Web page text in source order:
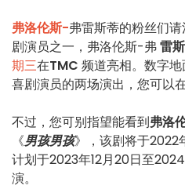
弗洛伦斯-弗雷斯蒂的粉丝们
剧演员之一，弗洛伦斯-弗雷
期三在TMC 频道亮相。数字
喜剧演员的两场演出，您可以
不过，您可别指望能看到弗洛
《男孩男孩》，该剧将于2022
计划于2023年12月20日至2024
演。